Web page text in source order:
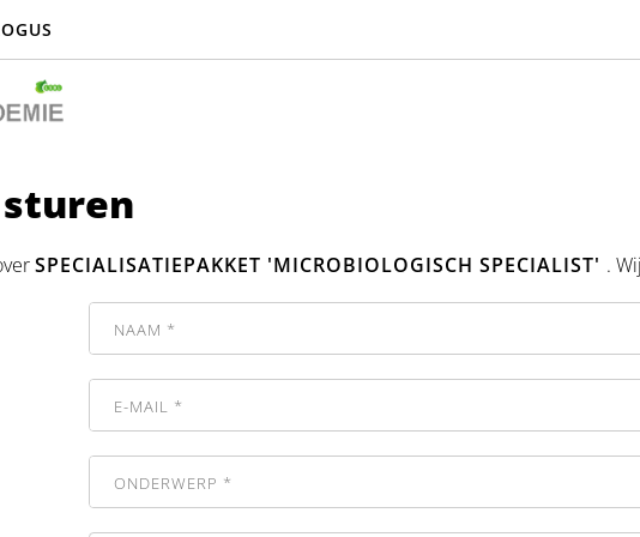
SPECIALISATIEPAKKET 'MICROBIOLOGISCH SPECIALIST' .